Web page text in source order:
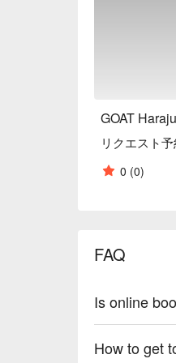
GOAT
0 (0)
FAQ
Is online
How to get